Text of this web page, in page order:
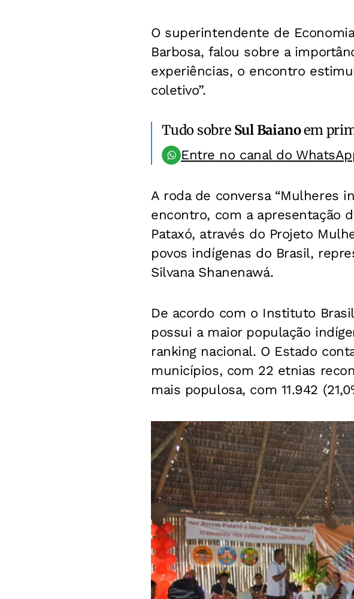
O superintendente de
Barbosa, falou sobre a
experiências, o encontro
coletivo”.
Tudo sobre Sul Baianoem
Entre no canal do
A roda de conversa “Mulheres
encontro, com a apresentação
Pataxó, através do Projeto
povos indígenas do Brasil,
Silvana Shanenawá.
De acordo com o Instituto
possui a maior população
ranking nacional. O Estado
municípios, com 22 etnias
mais populosa, com 11.942